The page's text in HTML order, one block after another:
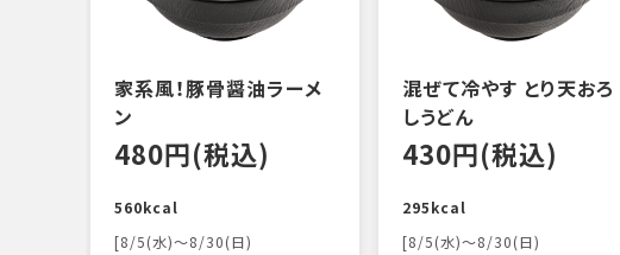
家系風！豚骨醤油ラーメ
ン
480円(税込)
560kcal
[8/5(水)～8/30(日)
混ぜて冷やす とり天おろ
しうどん
430円(税込)
295kcal
[8/5(水)～8/30(日)